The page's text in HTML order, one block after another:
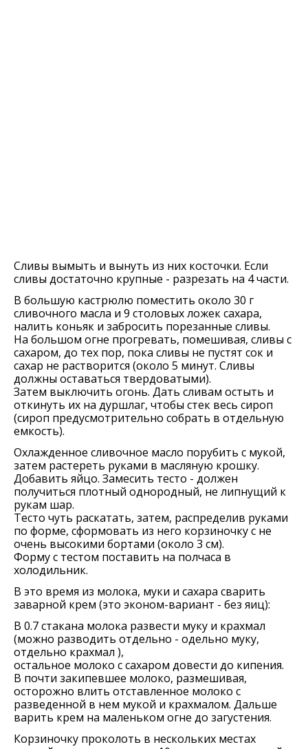
Сливы вымыть и вынуть из них косточки. Если
сливы достаточно крупные - разрезать на 4 части.
В большую кастрюлю поместить около 30 г
сливочного масла и 9 столовых ложек сахара,
налить коньяк и забросить порезанные сливы.
На большом огне прогревать, помешивая, сливы с
сахаром, до тех пор, пока сливы не пустят сок и
сахар не растворится (около 5 минут. Сливы
должны оставаться твердоватыми).
Затем выключить огонь. Дать сливам остыть и
откинуть их на дуршлаг, чтобы стек весь сироп
(сироп предусмотрительно собрать в отдельную
емкость).
Охлажденное сливочное масло порубить с мукой,
затем растереть руками в масляную крошку.
Добавить яйцо. Замесить тесто - должен
получиться плотный однородный, не липнущий к
рукам шар.
Тесто чуть раскатать, затем, распределив руками
по форме, сформовать из него корзиночку с не
очень высокими бортами (около 3 см).
Форму с тестом поставить на полчаса в
холодильник.
В это время из молока, муки и сахара сварить
заварной крем (это эконом-вариант - без яиц):
В 0.7 стакана молока развести муку и крахмал
(можно разводить отдельно - одельно муку,
отдельно крахмал ),
остальное молоко с сахаром довести до кипения.
В почти закипевшее молоко, размешивая,
осторожно влить отставленное молоко с
разведенной в нем мукой и крахмалом. Дальше
варить крем на маленьком огне до загустения.
Корзиночку проколоть в нескольких местах